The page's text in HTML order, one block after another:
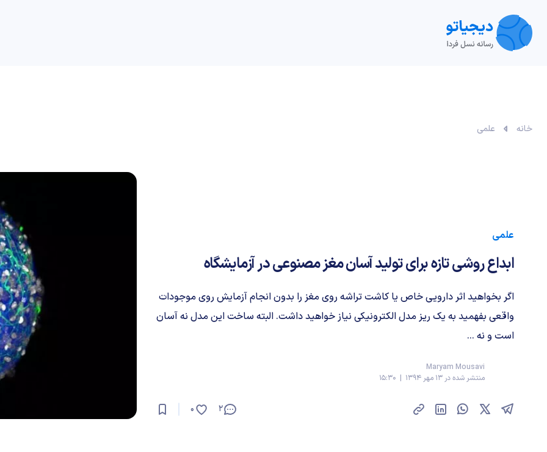
تکنولوژی خودرو
خانه علمی
علمی
ابداع روشی تازه برای تولید آسان مغز مصنوعی در آزمایشگاه
اگر بخواهید اثر دارویی خاص یا کاشت تراشه روی مغز را بدون انجام آزمایش روی موجودات
واقعی بفهمید به یک ریز مدل الکترونیکی نیاز خواهید داشت. البته ساخت این مدل نه آسان
است و نه ...
Maryam Mousavi
منتشر شده در 13 مهر 1394 | 15:30
2
0